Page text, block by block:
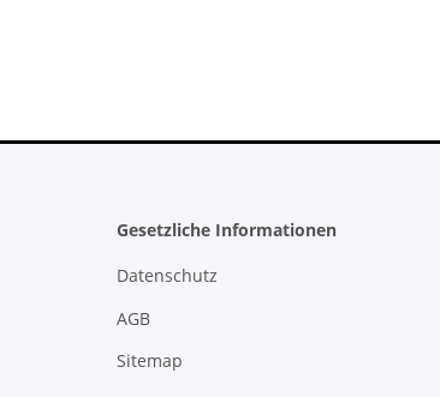
Gesetzliche Informationen
Datenschutz
AGB
Sitemap